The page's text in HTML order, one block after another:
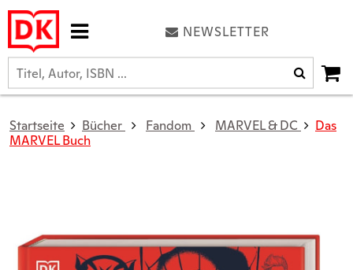
NEWSLETTER
Startseite Bücher Fandom MARVEL & DC
Das
MARVEL Buch